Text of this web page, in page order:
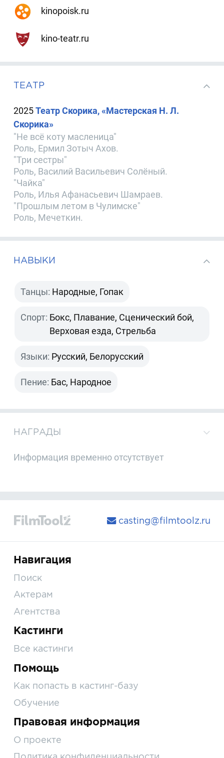
kinopoisk.ru
kino-teatr.ru
ТЕАТР
2025Театр Скорика, «Мастерская Н. Л.
Скорика»
"Не всё коту масленица"
Роль, Ермил Зотыч Ахов.
"Три сестры"
Роль, Василий Васильевич Солёный.
"Чайка"
Роль, Илья Афанасьевич Шамраев.
"Прошлым летом в Чулимске"
Роль, Мечеткин.
НАВЫКИ
Танцы: Народные, Гопак
Спорт: Бокс, Плавание, Сценический бой,
Верховая езда, Стрельба
Языки: Русский, Белорусский
Пение: Бас, Народное
НАГРАДЫ
Информация временно отсутствует
casting@filmtoolz.ru
Навигация
Поиск
Актерам
Агентства
Кастинги
Все кастинги
Помощь
Как попасть в кастинг-базу
Обучение
Правовая информация
О проекте